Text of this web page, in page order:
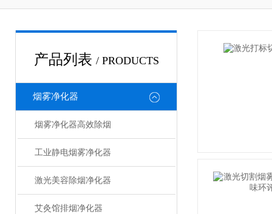
产品列表 / PRODUCTS
烟雾净化器
烟雾净化器高效除烟
工业静电烟雾净化器
激光美容除烟净化器
艾灸馆排烟净化器